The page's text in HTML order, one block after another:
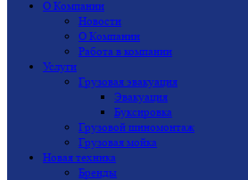
О Компании
Новости
О Компании
Работа в компании
Услуги
Грузовая эвакуация
Эвакуация
Буксировка
Грузовой шиномонтаж
Грузовая мойка
Новая техника
Бренды